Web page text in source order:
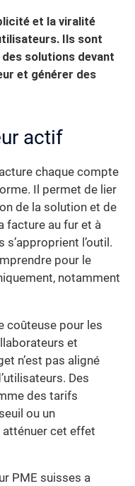
et la viralité
Ils sont
solutions devant
et générer des
actif
chaque compte
Il permet de lier
de la solution et de
facture au fur et à
l’outil.
pour le
notamment
coûteuse pour les
et
n’est pas aligné
Des
des tarifs
ou un
atténuer cet effet
PME suisses a